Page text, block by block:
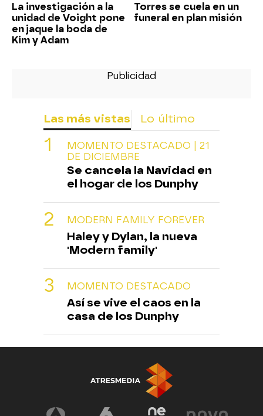
La investigación a la
unidad de Voight pone
en jaque la boda de
Kim y Adam
Torres se cuela en un
funeral en plan misión
Las más vistas Lo último
MOMENTO DESTACADO | 21
DE DICIEMBRE
Se cancela la Navidad en
el hogar de los Dunphy
MODERN FAMILY FOREVER
Haley y Dylan, la nueva
'Modern family'
MOMENTO DESTACADO
Así se vive el caos en la
casa de los Dunphy